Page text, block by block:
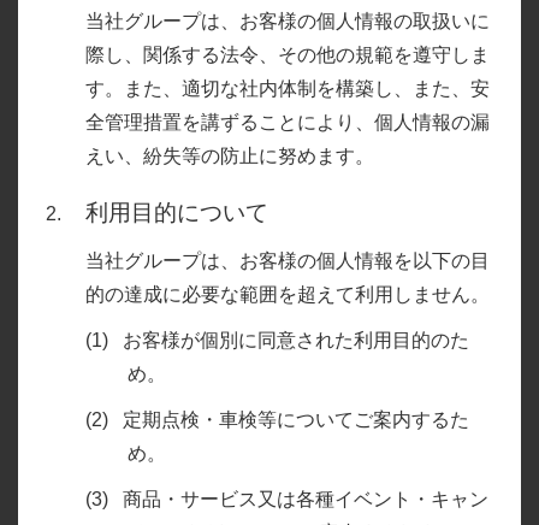
当社グループは、お客様の個人情報の取扱いに
際し、関係する法令、その他の規範を遵守しま
す。また、適切な社内体制を構築し、また、安
全管理措置を講ずることにより、個人情報の漏
えい、紛失等の防止に努めます。
利用目的について
当社グループは、お客様の個人情報を以下の目
的の達成に必要な範囲を超えて利用しません。
お客様が個別に同意された利用目的のた
め。
定期点検・車検等についてご案内するた
め。
商品・サービス又は各種イベント・キャン